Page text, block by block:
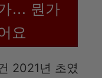
… 뭔가
요
2021년 초였